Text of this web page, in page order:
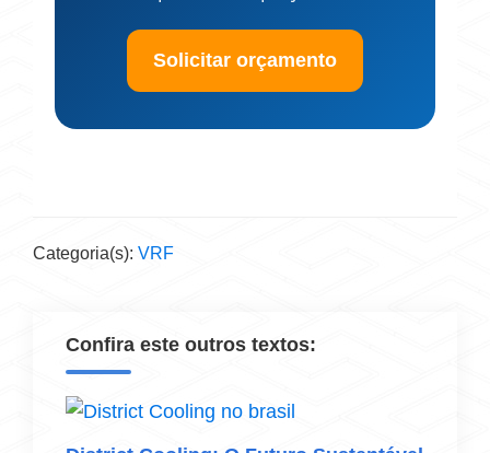
Solicitar orçamento
Categoria(s): VRF
Confira este outros textos: